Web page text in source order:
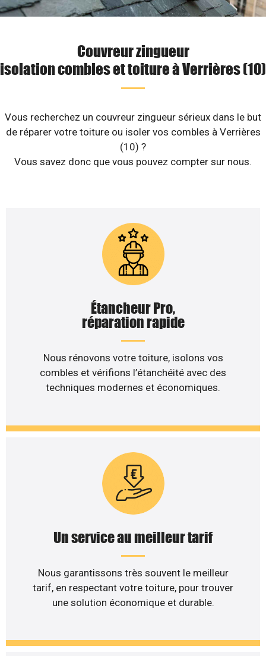
Couvreur zingueur
isolation combles et toiture à Verrières (10)
Vous recherchez un couvreur zingueur sérieux dans le but
de réparer votre toiture ou isoler vos combles à Verrières
(10) ?
Vous savez donc que vous pouvez compter sur nous.
Étancheur Pro,
réparation rapide
Nous rénovons votre toiture, isolons vos
combles et vérifions l’étanchéité avec des
techniques modernes et économiques.
Un service au meilleur tarif
Nous garantissons très souvent le meilleur
tarif, en respectant votre toiture, pour trouver
une solution économique et durable.